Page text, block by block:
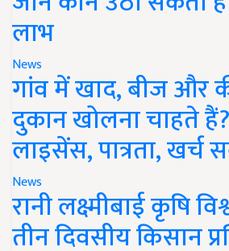
लाभ
News
गांव में खाद, बीज और
दुकान खोलना चाहते
लाइसेंस, पात्रता, खर्च
News
रानी लक्ष्मीबाई कृषि
तीन दिवसीय किसान